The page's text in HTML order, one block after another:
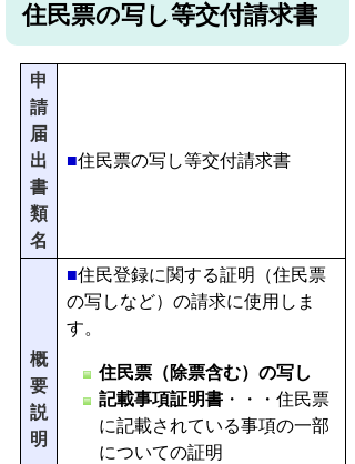
住民票の写し等交付請求書
申
請
届
出
書
類
名
■住民票の写し等交付請求書
概
要
説
明
■住民登録に関する証明（住民票
の写しなど）の請求に使用しま
す。
住民票（除票含む）の写し
記載事項証明書 ・・・住民票
に記載されている事項の一部
についての証明